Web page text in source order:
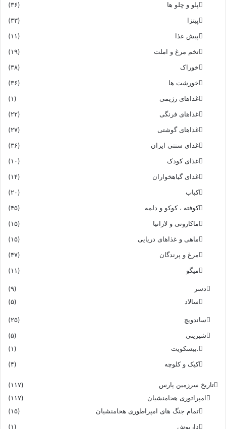
پلو و چلو ها
(۳۶)
پیتزا
(۳۳)
پیش غذا
(۱۱)
تخم مرغ و املت
(۱۹)
خوراک
(۳۸)
خورشت ها
(۳۶)
غذاهای رژیمی
(۱)
غذاهای فرنگی
(۲۲)
غذاهای گوشتی
(۲۷)
غذای سنتی ایران
(۳۶)
غذای کودک
(۱۰)
غذای گیاهخواران
(۱۴)
کباب
(۲۰)
کوفته ، کوکو و دلمه
(۴۵)
ماکارونی و لازانیا
(۱۵)
ماهی و غذاهای دریایی
(۱۵)
مرغ و پرندگان
(۴۷)
میگو
(۱۱)
دسر
(۹)
سالاد
(۵)
ساندویچ
(۲۵)
شیرینی
(۵)
.بیسکویت
(۱)
کیک و کلوچه
(۴)
تاریخ سرزمین پارس
(۱۱۷)
امپراتوری هخامنشیان
(۱۱۷)
تمام جنگ های امپراطوری هخامنشیان
(۱۵)
داریوش
(۱)